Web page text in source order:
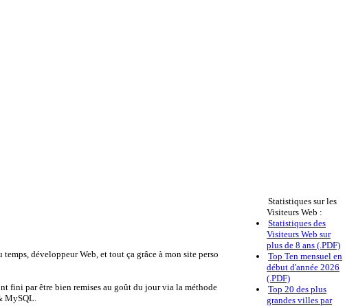
développeur Web, et tout ça grâce à mon site perso
fini par être bien remises au goût du jour via la méthode
MySQL.
Statistiques sur les
Visiteurs Web :
Statistiques des
Visiteurs Web sur
plus de 8 ans (.PDF)
Top Ten mensuel en
début d'année 2026
(.PDF)
Top 20 des plus
grandes villes par